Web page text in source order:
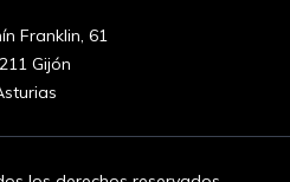
Franklin, 61
Gijón